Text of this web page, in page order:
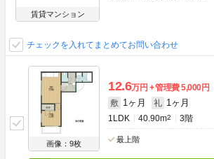
賃貸マンション
チェックを入れてまとめてお問い合わせ
画像：9枚
12.6万円 管理費5,000円
敷 1ヶ月 礼 1ヶ月
1LDK 40.90m2 3階
最上階